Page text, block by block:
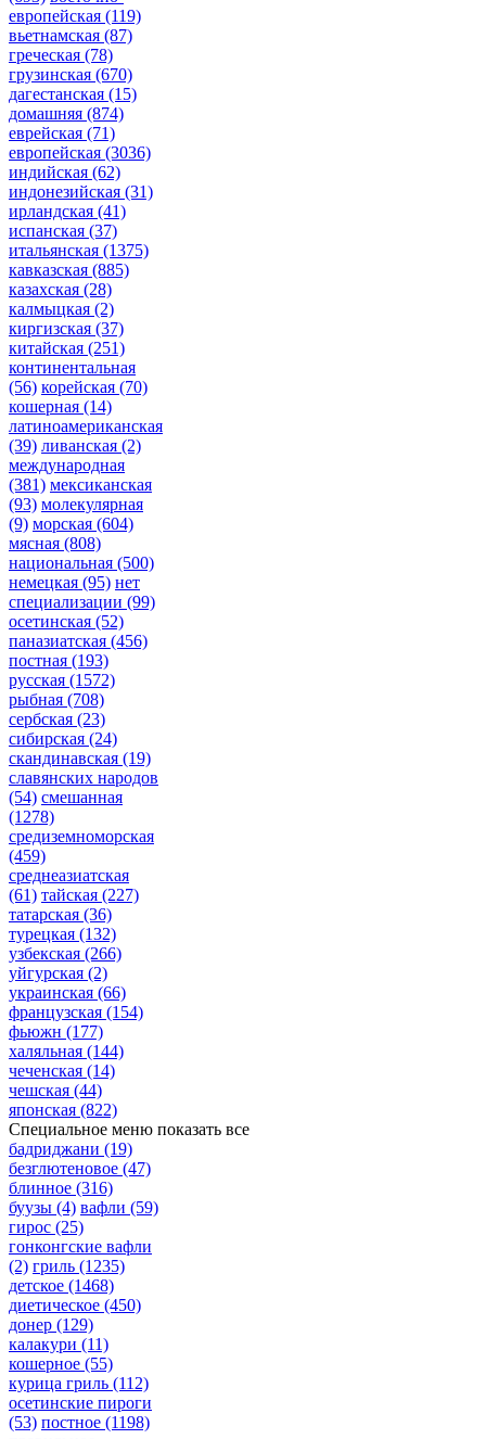
европейская (119)
вьетнамская (87)
греческая (78)
грузинская (670)
дагестанская (15)
домашняя (874)
еврейская (71)
европейская (3036)
индийская (62)
индонезийская (31)
ирландская (41)
испанская (37)
итальянская (1375)
кавказская (885)
казахская (28)
калмыцкая (2)
киргизская (37)
китайская (251)
континентальная
(56) корейская (70)
кошерная (14)
латиноамериканская
(39) ливанская (2)
международная
(381) мексиканская
(93) молекулярная
(9) морская (604)
мясная (808)
национальная (500)
немецкая (95) нет
специализации (99)
осетинская (52)
паназиатская (456)
постная (193)
русская (1572)
рыбная (708)
сербская (23)
сибирская (24)
скандинавская (19)
славянских народов
(54) смешанная
(1278)
средиземноморская
(459)
среднеазиатская
(61) тайская (227)
татарская (36)
турецкая (132)
узбекская (266)
уйгурская (2)
украинская (66)
французская (154)
фьюжн (177)
халяльная (144)
чеченская (14)
чешская (44)
японская (822)
Специальное меню показать все
бадриджани (19)
безглютеновое (47)
блинное (316)
буузы (4) вафли (59)
гирос (25)
гонконгские вафли
(2) гриль (1235)
детское (1468)
диетическое (450)
донер (129)
калакури (11)
кошерное (55)
курица гриль (112)
осетинские пироги
(53) постное (1198)